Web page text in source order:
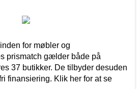
for møbler og
prismatch gælder både på
37 butikker. De tilbyder desuden
finansiering. Klik her for at se